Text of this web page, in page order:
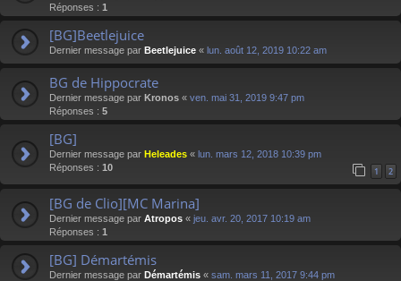
Réponses : 1
[BG]Beetlejuice
Dernier message par Beetlejuice « lun. août 12, 2019 10:22 am
BG de Hippocrate
Dernier message par Kronos « ven. mai 31, 2019 9:47 pm
Réponses : 5
[BG]
Dernier message par Heleades « lun. mars 12, 2018 10:39 pm
Réponses : 10 1 2
[BG de Clio][MC Marina]
Dernier message par Atropos « jeu. avr. 20, 2017 10:19 am
Réponses : 1
[BG] Démartémis
Dernier message par Démartémis « sam. mars 11, 2017 9:44 pm